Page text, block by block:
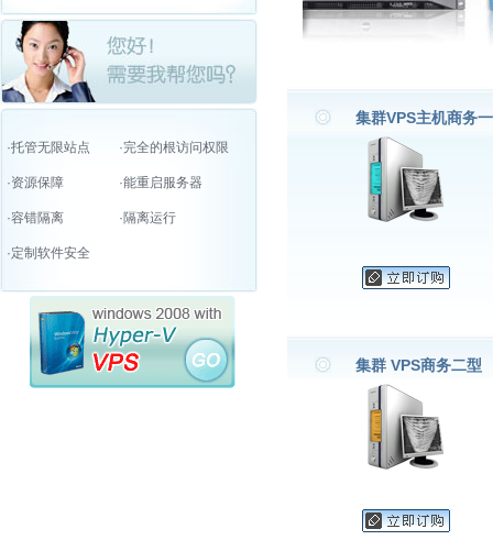
·托管无限站点
·资源保障
·容错隔离
·定制软件安全
·完全的根访问权限
·能重启服务器
·隔离运行
集群VPS主机商务
集群 VPS商务二型